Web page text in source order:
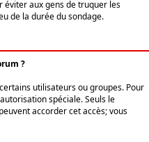
éviter aux gens de truquer les
de la durée du sondage.
?
utilisateurs ou groupes. Pour
spéciale. Seuls le
accorder cet accès; vous